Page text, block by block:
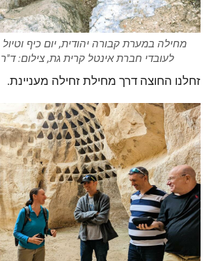
מחילה במערת קבורה יהודית, יום כיף
לעובדי חברת אינטל קרית גת, צילום:
זחלנו החוצה דרך מחילת זחילה מעניינת.